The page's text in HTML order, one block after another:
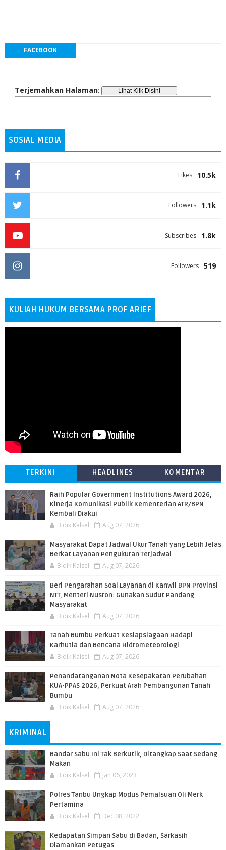
FACEBOOK
Terjemahkan Halaman:
SOSIAL MEDIA
10.5k
Likes
1.1k
Followers
1.8k
Subscribes
519
Followers
KULIAH HUKUM BERSAMA PROF ARIEF
TERKINI HEADLINES KOMENTAR
Raih Popular Government Institutions Award 2026,
Kinerja Komunikasi Publik Kementerian ATR/BPN
Kembali Diakui
Bidik Kalsel Aug 07, 2026
Masyarakat Dapat Jadwal Ukur Tanah yang Lebih Jelas
Berkat Layanan Pengukuran Terjadwal
Bidik Kalsel Aug 07, 2026
Beri Pengarahan Soal Layanan di Kanwil BPN Provinsi
NTT, Menteri Nusron: Gunakan Sudut Pandang
Masyarakat
Bidik Kalsel Aug 07, 2026
Tanah Bumbu Perkuat Kesiapsiagaan Hadapi
Karhutla dan Bencana Hidrometeorologi
Bidik Kalsel Aug 07, 2026
Penandatanganan Nota Kesepakatan Perubahan
KUA-PPAS 2026, Perkuat Arah Pembangunan Tanah
Bumbu
Bidik Kalsel Aug 07, 2026
KRIMINAL
Bandar Sabu Ini Tak Berkutik, Ditangkap Saat Sedang
Makan
Bidik Kalsel Jan 06, 2023
Polres Tanbu Ungkap Modus Pemalsuan Oli Merk
Pertamina
Bidik Kalsel Dec 08, 2022
Kedapatan Simpan Sabu di Badan, Sarkasih
Diamankan Petugas